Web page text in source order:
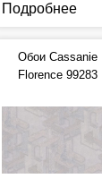
Подробнее
Обои Cassanie
Florence 99283